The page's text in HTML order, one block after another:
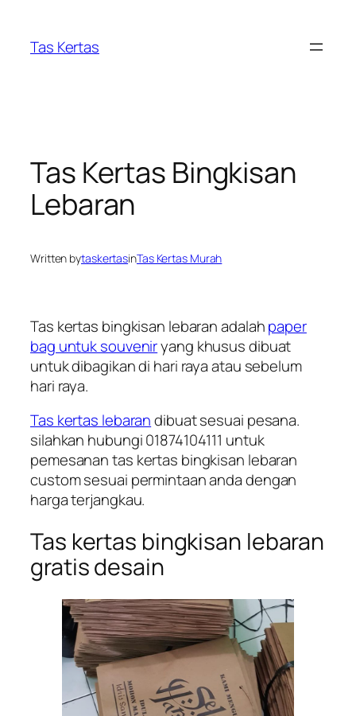
content
Tas Kertas
Tas Kertas Bingkisan
Lebaran
Written bytaskertasinTas Kertas Murah
Tas kertas bingkisan lebaran adalahpaper
bag untuk souveniryang khusus dibuat
untuk dibagikan di hari raya atau sebelum
hari raya.
Tas kertas lebarandibuat sesuai pesana.
silahkan hubungi 01874104111 untuk
pemesanan tas kertas bingkisan lebaran
custom sesuai permintaan anda dengan
harga terjangkau.
Tas kertas bingkisan lebaran
gratis desain